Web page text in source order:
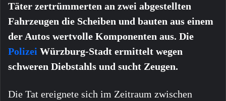
Täter zertrümmerten an zwei abgestellten
Fahrzeugen die Scheiben und bauten aus einem
der Autos wertvolle Komponenten aus. Die
Polizei Würzburg-Stadt ermittelt wegen
schweren Diebstahls und sucht Zeugen.
Die Tat ereignete sich im Zeitraum zwischen